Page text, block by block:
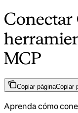
Conectar
MCP
Copiar páginaCopiar
Aprenda cómo